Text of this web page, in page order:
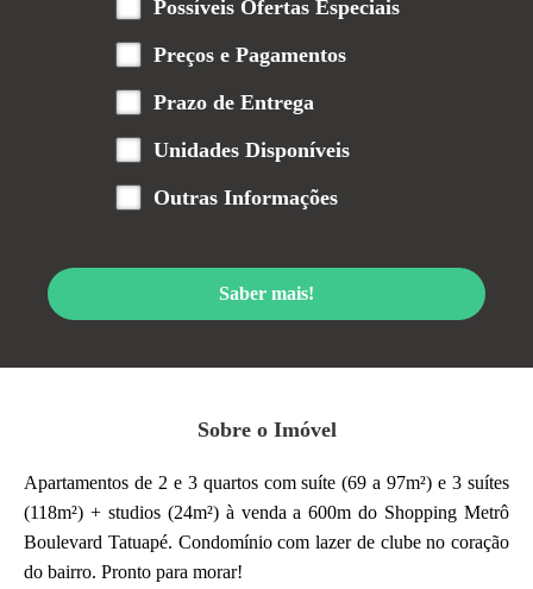
Sobre o Imóvel
Apartamentos de 2 e 3 quartos com suíte (69 a 97m²) e 3 suítes
(118m²) + studios (24m²) à venda a 600m do Shopping Metrô
Boulevard Tatuapé. Condomínio com lazer de clube no coração
do bairro. Pronto para morar!
Possíveis Ofertas Especiais
Preços e Pagamentos
Prazo de Entrega
Unidades Disponíveis
Outras Informações
Saber mais!